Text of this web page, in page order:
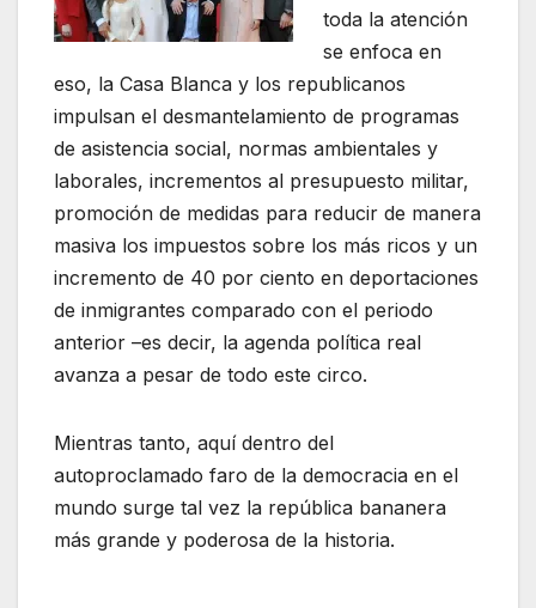
toda la atención
se enfoca en
eso, la Casa Blanca y los republicanos
impulsan el desmantelamiento de programas
de asistencia social, normas ambientales y
laborales, incrementos al presupuesto militar,
promoción de medidas para reducir de manera
masiva los impuestos sobre los más ricos y un
incremento de 40 por ciento en deportaciones
de inmigrantes comparado con el periodo
anterior –es decir, la agenda política real
avanza a pesar de todo este circo.
Mientras tanto, aquí dentro del
autoproclamado faro de la democracia en el
mundo surge tal vez la república bananera
más grande y poderosa de la historia.